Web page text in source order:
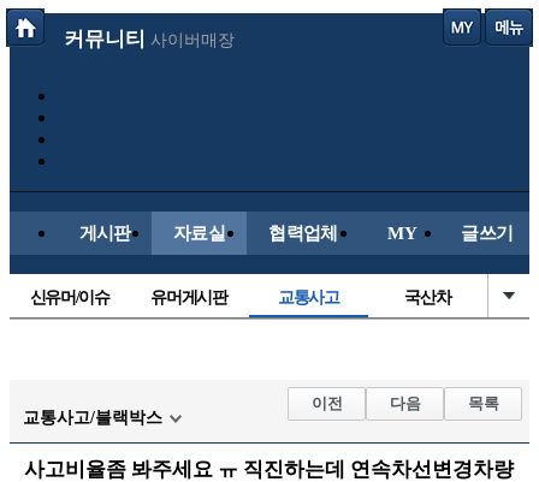
커뮤니티 사이버매장
게시판 자료실 협력업체 MY 글쓰기
신유머/이슈 유머게시판 교통사고 국산차
자유사진 군사/무기
트럭/버스 항공/해운/철도
장착시공사진
교통사고/블랙박스
이전 다음 목록
사고비율좀 봐주세요 ㅠ 직진하는데 연속차선변경차량